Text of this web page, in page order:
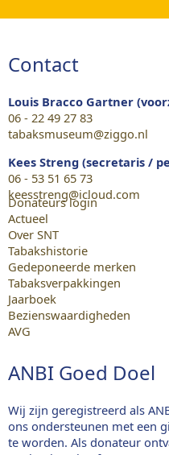
Contact
Louis Bracco Gartner
06 - 22 49 27 83
tabaksmuseum@ziggo.nl
Kees Streng (secretaris /
06 - 53 51 65 73
keesstreng@icloud.com
Donateurs login
Actueel
Over SNT
Tabakshistorie
Gedeponeerde merken
Tabaksverpakkingen
Jaarboek
Bezienswaardigheden
AVG
ANBI Goed Doel
Wij zijn geregistreerd als
ons ondersteunen met een
te worden. Als donateur